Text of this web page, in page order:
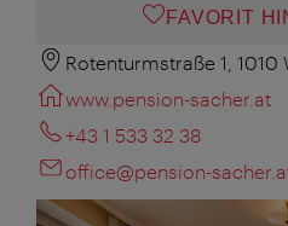
FAVORIT
Rotenturmstraße 1, 1010
www.pension-sacher.at
+43 1 533 32 38
office@pension-